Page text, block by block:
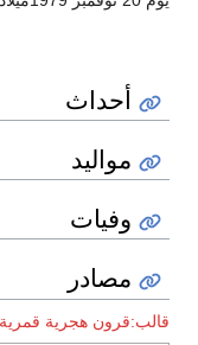
أحداث
مواليد
وفيات
مصادر
هجرية قمرية